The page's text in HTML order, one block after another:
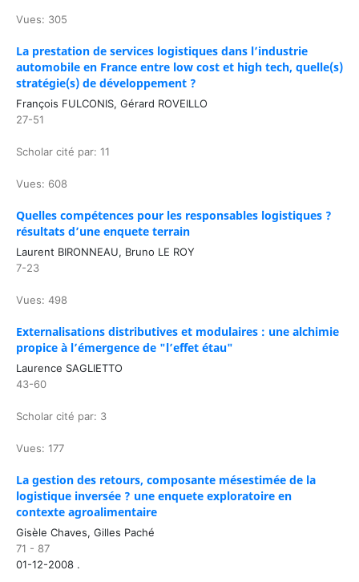
Vues: 305
La prestation de services logistiques dans l’industrie
automobile en France entre low cost et high tech, quelle(s)
stratégie(s) de développement ?
François FULCONIS, Gérard ROVEILLO
27-51
Scholar cité par: 11
Vues: 608
Quelles compétences pour les responsables logistiques ?
résultats d’une enquete terrain
Laurent BIRONNEAU, Bruno LE ROY
7-23
Vues: 498
Externalisations distributives et modulaires : une alchimie
propice à l’émergence de "l’effet étau"
Laurence SAGLIETTO
43-60
Scholar cité par: 3
Vues: 177
La gestion des retours, composante mésestimée de la
logistique inversée ? une enquete exploratoire en
contexte agroalimentaire
Gisèle Chaves, Gilles Paché
71 - 87
01-12-2008 .